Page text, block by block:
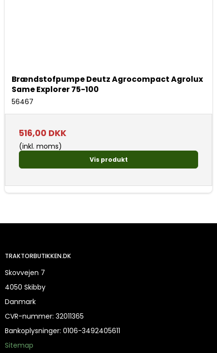
Brændstofpumpe Deutz Agrocompact Agrolux
Same Explorer 75-100
56467
516,00 DKK
(inkl. moms)
Vis produkt
TRAKTORBUTIKKEN.DK
Skovvejen 7
4050 Skibby
Danmark
CVR-nummer: 32011365
Bankoplysninger: 0106-3492405611
Sitemap